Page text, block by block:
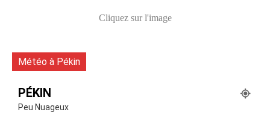
Cliquez sur l'image
Météo à Pékin
PÉKIN
Peu Nuageux